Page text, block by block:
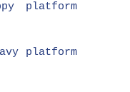
platform
platform